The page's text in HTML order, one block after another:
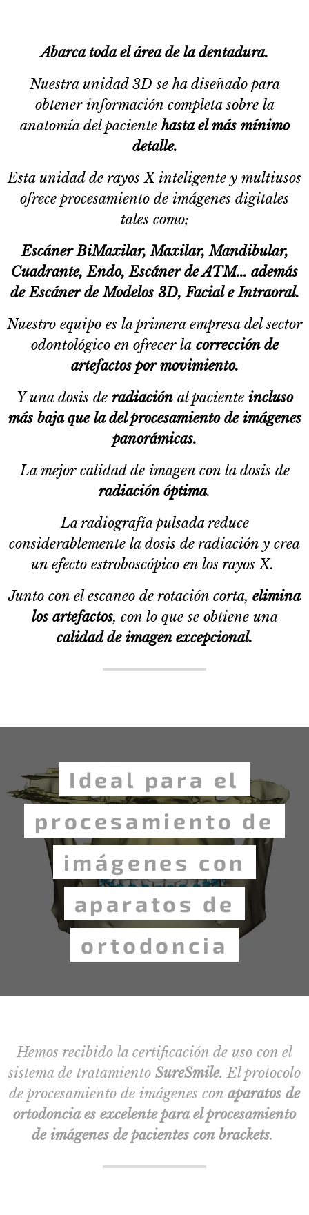
Abarca toda el área de la dentadura.
Nuestra unidad 3D se ha diseñado para
obtener información completa sobre la
anatomía del pacientehasta el más mínimo
detalle.
Esta unidad de rayos X inteligente y multiusos
ofrece procesamiento de imágenes digitales
tales como;
Escáner BiMaxilar, Maxilar, Mandibular,
Cuadrante, Endo, Escáner de ATM... además
de Escáner de Modelos 3D, Facial e Intraoral.
Nuestro equipo es la primera empresa del sector
odontológico en ofrecer la corrección de
artefactos por movimiento.
Y una dosis de radiaciónal paciente incluso
más baja que la del procesamiento de imágenes
panorámicas.
La mejor calidad de imagen con la dosis de
radiación óptima.
La radiografía pulsada reduce
considerablemente la dosis de radiación y crea
un efecto estroboscópico en los rayos X.
Junto con el escaneo de rotación corta, elimina
los artefactos, con lo que se obtiene una
calidad de imagen excepcional.
Ideal para el
procesamiento de
imágenes con
aparatos de
ortodoncia
Hemos recibido la certificación de uso con el
sistema de tratamiento SureSmile. El protocolo
de procesamiento de imágenes con aparatos de
ortodoncia es excelente para el procesamiento
de imágenes de pacientes con brackets.